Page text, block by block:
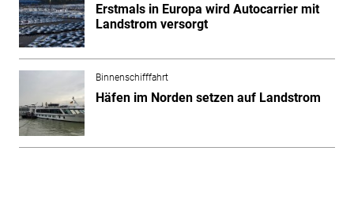
Erstmals in Europa wird Autocarrier mit
Landstrom versorgt
Binnenschifffahrt
Häfen im Norden setzen auf Landstrom